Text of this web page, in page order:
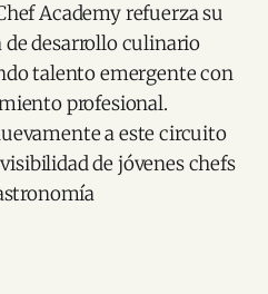
Academy refuerza su
desarrollo culinario
talento emergente con
profesional.
a este circuito
de jóvenes chefs